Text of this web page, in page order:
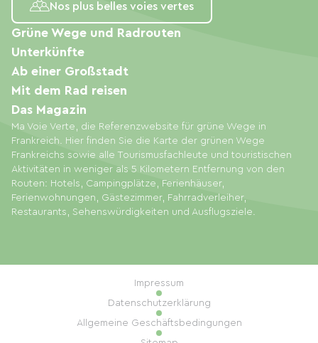
Nos plus belles voies vertes
Ma Voie Verte, die Referenzwebsite für grüne Wege in
Frankreich. Hier finden Sie die Karte der grünen Wege
Frankreichs sowie alle Tourismusfachleute und touristischen
Aktivitäten in weniger als 5 Kilometern Entfernung von den
Routen: Hotels, Campingplätze, Ferienhäuser,
Ferienwohnungen, Gästezimmer, Fahrradverleiher,
Restaurants, Sehenswürdigkeiten und Ausflugsziele.
Grüne Wege und Radrouten
Unterkünfte
Ab einer Großstadt
Mit dem Rad reisen
Das Magazin
Impressum
Datenschutzerklärung
Allgemeine Geschäftsbedingungen